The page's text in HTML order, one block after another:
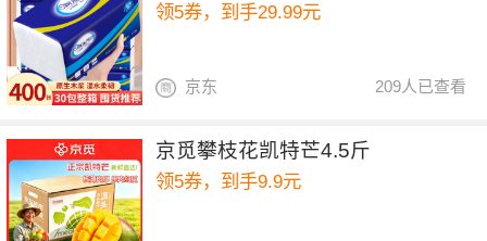
领5券，到手29.99元
209人已查看
京东
京觅攀枝花凯特芒4.5斤
领5券，到手9.9元